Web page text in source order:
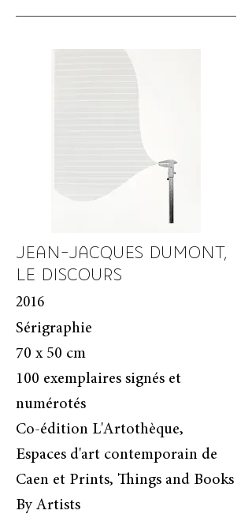
JEAN-JACQUES DUMONT,
LE DISCOURS
2016
Sérigraphie
70 x 50 cm
100 exemplaires signés et
numérotés
Co-édition L'Artothèque,
Espaces d'art contemporain de
Caen et Prints, Things and Books
By Artists